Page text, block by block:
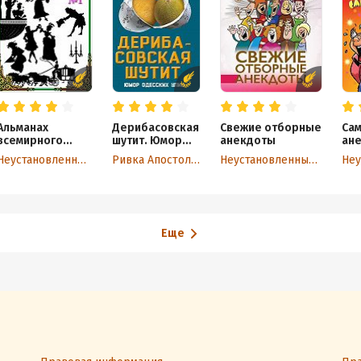
№1 Неустановленный автор
Дерибасовская
шутит. Юмор
одесских улиц Ривка Апостол-Рабинович
Свежие отборные
анекдоты
Неустановленный автор
Еще